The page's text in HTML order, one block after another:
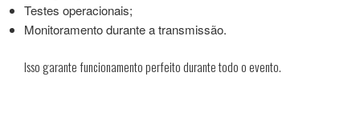
Testes operacionais;
Monitoramento durante a transmissão.
Isso garante funcionamento perfeito durante todo o evento.